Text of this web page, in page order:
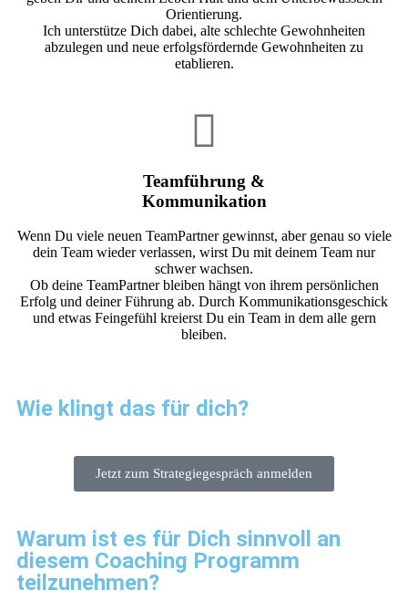
Orientierung.
Ich unterstütze Dich dabei, alte schlechte Gewohnheiten
abzulegen und neue erfolgsfördernde Gewohnheiten zu
etablieren.
Teamführung &
Kommunikation
Wenn Du viele neuen TeamPartner gewinnst, aber genau so viele
dein Team wieder verlassen, wirst Du mit deinem Team nur
schwer wachsen.
Ob deine TeamPartner bleiben hängt von ihrem persönlichen
Erfolg und deiner Führung ab. Durch Kommunikationsgeschick
und etwas Feingefühl kreierst Du ein Team in dem alle gern
bleiben.
Wie klingt das für dich?
Jetzt zum Strategiegespräch anmelden
Warum ist es für Dich sinnvoll an
diesem Coaching Programm
teilzunehmen?